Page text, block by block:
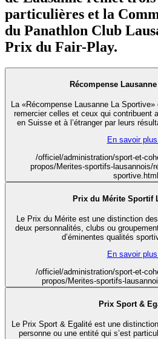
particulières et la
du Panathlon Club
Prix du Fair-Play.
Récompense
La «Récompense Lausanne La
remercier celles et ceux qui contribuent
en Suisse et à l’étranger par leurs
En savoir
/officiel/administration/sport-et-
propos/Merites-sportifs-lausannois/
sportive.html
Prix du Mérite Sportif
Le Prix du Mérite est une distinction
deux personnalités, clubs ou
d’éminentes qualités
En savoir
/officiel/administration/sport-et-
propos/Merites-sportifs-
Prix Sport &
Le Prix Sport & Egalité est une
personne ou une entité qui s’est